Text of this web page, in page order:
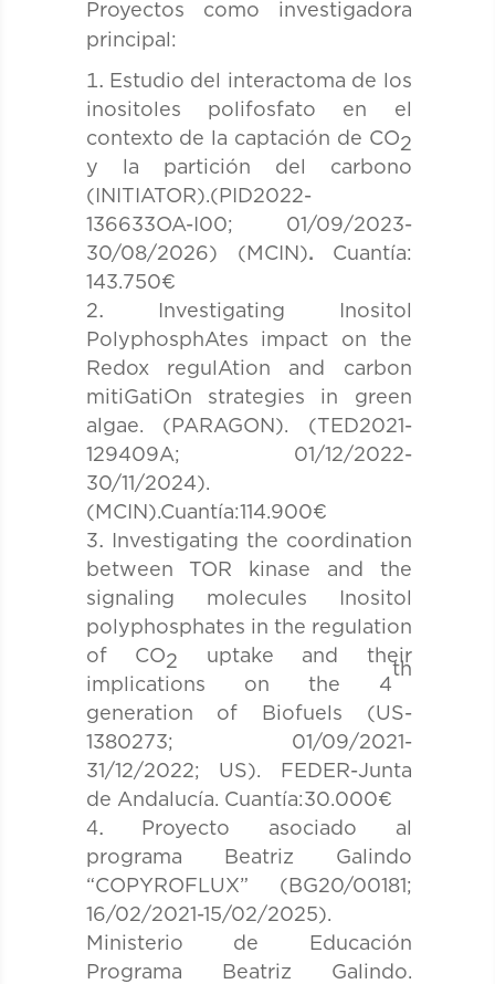
Proyectos como investigadora
principal:
Estudio del interactoma de los
inositoles polifosfato en el
contexto de la captación de CO2
y la partición del carbono
(INITIATOR).(PID2022-
136633OA-I00; 01/09/2023-
30/08/2026) (MCIN).Cuantía:
143.750€
Investigating Inositol
PolyphosphAtes impact on the
Redox regulAtion and carbon
mitiGatiOn strategies in green
algae. (PARAGON). (TED2021-
129409A; 01/12/2022-
30/11/2024).
(MCIN).Cuantía:114.900€
Investigating the coordination
between TOR kinase and the
signaling molecules Inositol
polyphosphates in the regulation
of CO2 uptake and their
implications on the 4
th
generation of Biofuels (US-
1380273; 01/09/2021-
31/12/2022; US). FEDER-Junta
de Andalucía. Cuantía:30.000€
Proyecto asociado al
programa Beatriz Galindo
“COPYROFLUX” (BG20/00181;
16/02/2021-15/02/2025).
Ministerio de Educación
Programa Beatriz Galindo.